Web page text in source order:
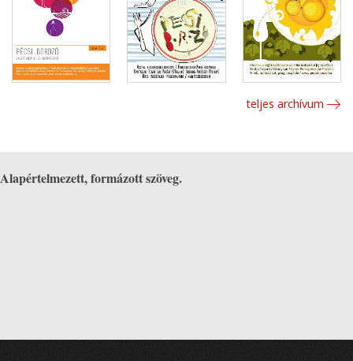
teljes archívum
Alapértelmezett, formázott szöveg.